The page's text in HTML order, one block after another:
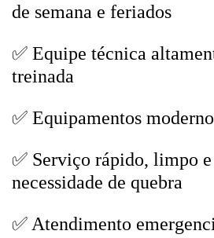
de semana e feriados
✅ Equipe técnica
treinada
✅ Equipamentos
✅ Serviço rápido, limpo e
necessidade de quebra
✅ Atendimento